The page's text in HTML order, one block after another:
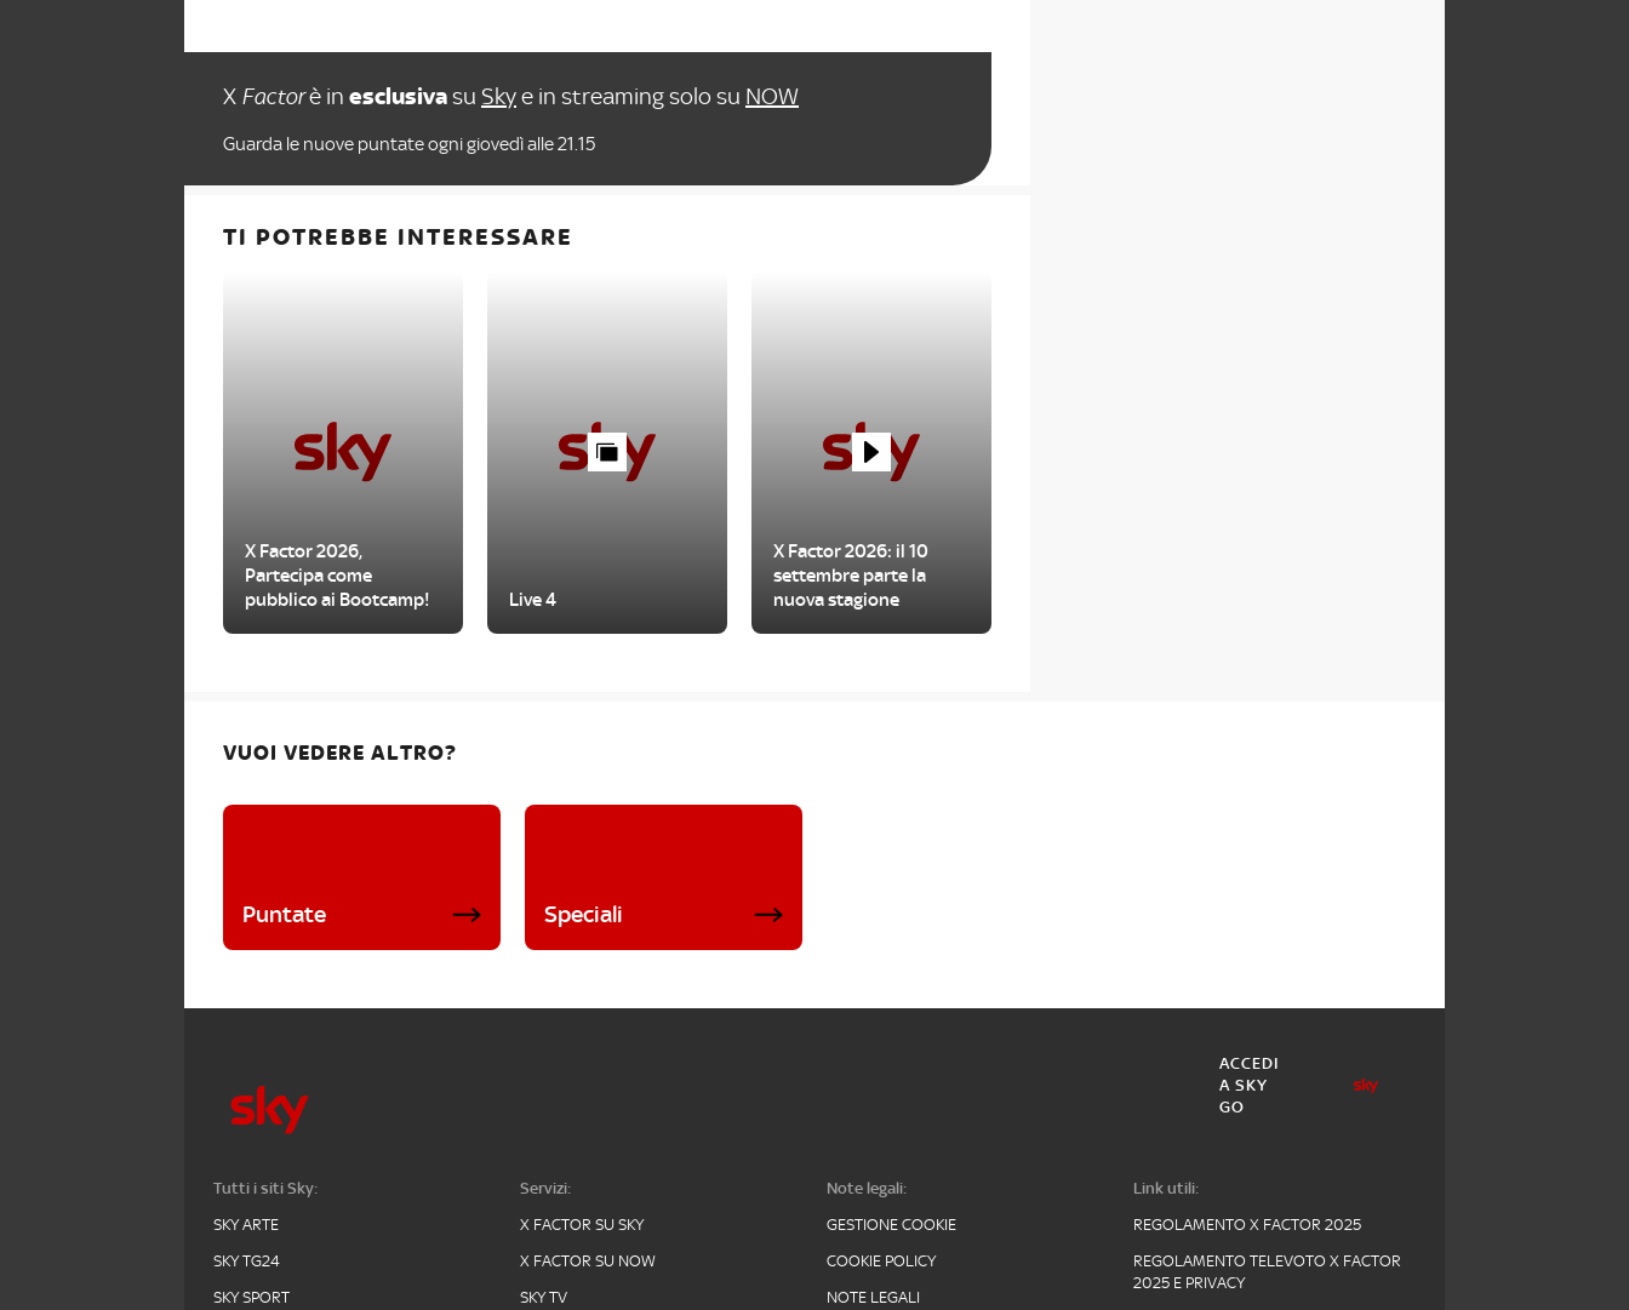
X Factorè in esclusivasu Skye in streaming solo su NOW
Guarda le nuove puntate ogni giovedì alle 21.15
TI POTREBBE INTERESSARE
X Factor 2026,
Partecipa come
pubblico ai Bootcamp!
Live 4
X Factor 2026: il 10
settembre parte la
nuova stagione
VUOI VEDERE ALTRO?
Puntate Speciali
ACCEDI
A SKY
GO
Tutti i siti Sky:
SKY ARTE
SKY TG24
SKY SPORT
Servizi:
X FACTOR SU SKY
X FACTOR SU NOW
SKY TV
Note legali:
GESTIONE COOKIE
COOKIE POLICY
NOTE LEGALI
Link utili:
REGOLAMENTO X FACTOR 2025
REGOLAMENTO TELEVOTO X FACTOR
2025 E PRIVACY